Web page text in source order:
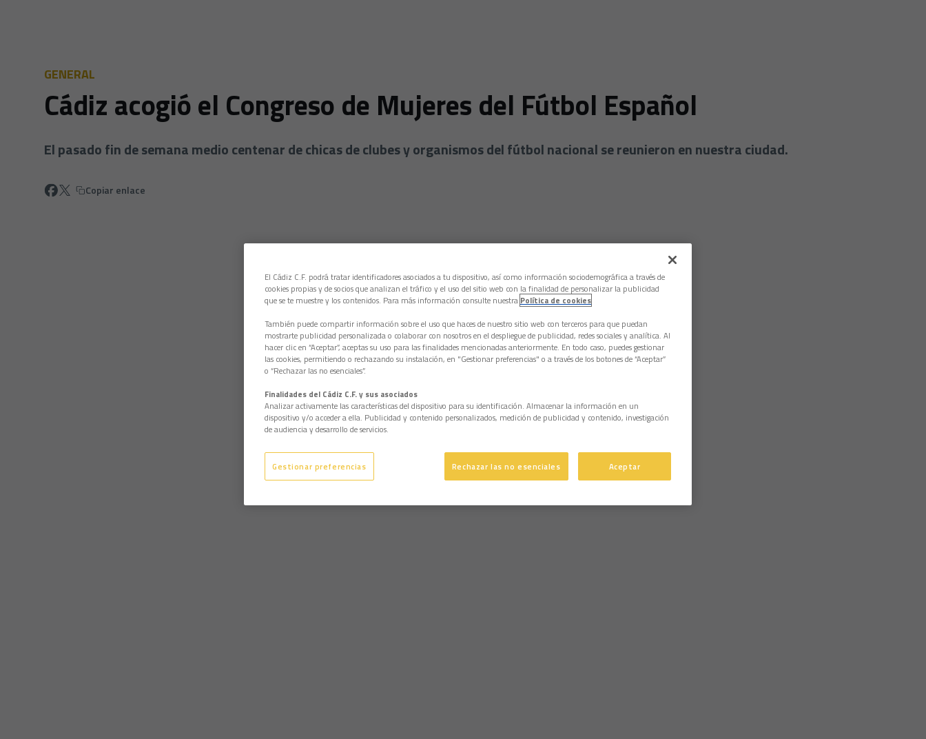
GENERAL
Cádiz acogió el Congreso de Mujeres del Fútbol Español
El pasado fin de semana medio centenar de chicas de clubes y organismos del fútbol nacional se reunieron en nuestra ciudad.
Copiar enlace
El Cádiz C.F. podrá tratar identificadores asociados a tu dispositivo, así como información sociodemográfica a través de
cookies propias y de socios que analizan el tráfico y el uso del sitio web con la finalidad de personalizar la publicidad
que se te muestre y los contenidos. Para más información consulte nuestra Política de cookies
También puede compartir información sobre el uso que haces de nuestro sitio web con terceros para que puedan
mostrarte publicidad personalizada o colaborar con nosotros en el despliegue de publicidad, redes sociales y analítica. Al
hacer clic en “Aceptar”, aceptas su uso para las finalidades mencionadas anteriormente. En todo caso, puedes gestionar
las cookies, permitiendo o rechazando su instalación, en "Gestionar preferencias" o a través de los botones de “Aceptar”
o “Rechazar las no esenciales”.
Finalidades del Cádiz C.F. y sus asociados
Analizar activamente las características del dispositivo para su identificación. Almacenar la información en un
dispositivo y/o acceder a ella. Publicidad y contenido personalizados, medición de publicidad y contenido, investigación
de audiencia y desarrollo de servicios.
Gestionar preferencias Rechazar las no esenciales Aceptar